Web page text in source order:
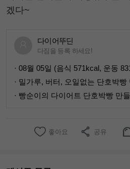
겠다~
다이어뚜딘
다짐을 등록 하세요!
· 08월 05일 (음식 571kcal, 운동
· 밀가루, 버터, 오일없는 단호박빵
· 빵순이의 다이어트 단호박빵 만들
좋아요 공유